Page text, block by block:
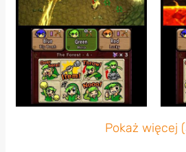
Pokaż więcej